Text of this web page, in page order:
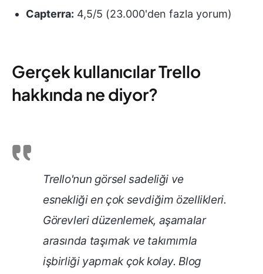
Capterra: 4,5/5 (23.000'den fazla yorum)
Gerçek kullanıcılar Trello
hakkında ne diyor?
Trello'nun görsel sadeliği ve
esnekliği en çok sevdiğim özellikleri.
Görevleri düzenlemek, aşamalar
arasında taşımak ve takımımla
işbirliği yapmak çok kolay. Blog